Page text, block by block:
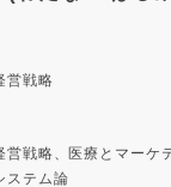
営戦略
営戦略、医療とマーケ
ステム論